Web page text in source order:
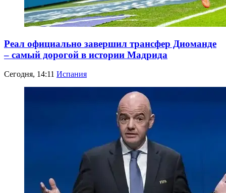
Реал официально завершил трансфер Диоманде
– самый дорогой в истории Мадрида
Сегодня, 14:11 Испания